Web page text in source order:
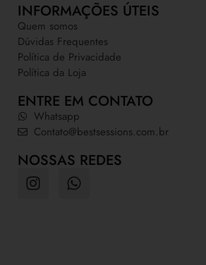
INFORMAÇÕES ÚTEIS
Quem somos
Dúvidas Frequentes
Política de Privacidade
Política da Loja
ENTRE EM CONTATO
Whatsapp
Contato@bestsessions.com.br
NOSSAS REDES